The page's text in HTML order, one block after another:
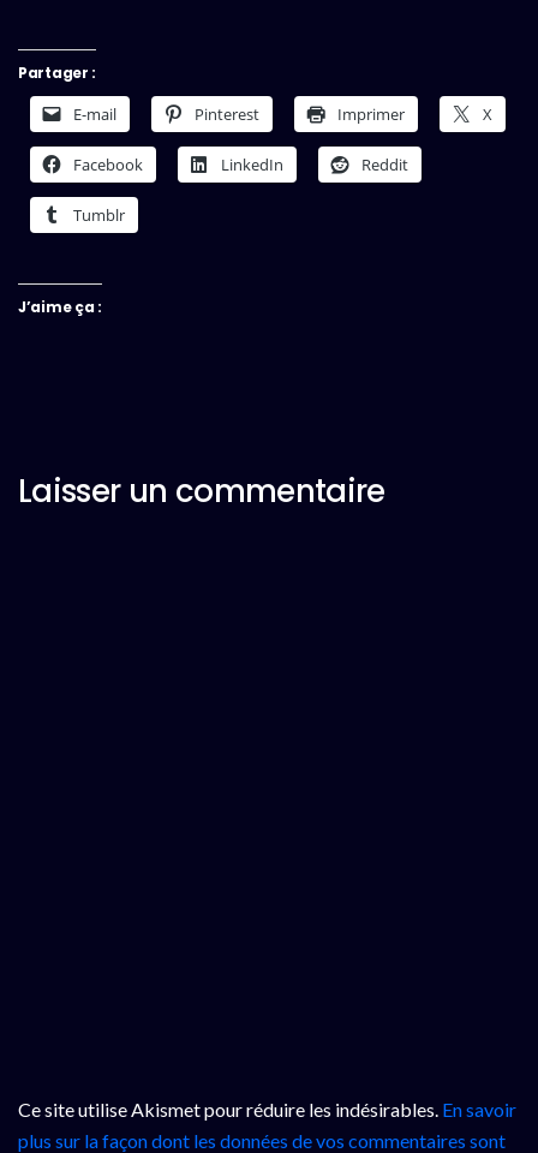
Partager :
E-mail Pinterest Imprimer X
Facebook LinkedIn Reddit
Tumblr
J’aime ça :
Laisser un commentaire
Ce site utilise Akismet pour réduire les indésirables. En savoir
plus sur la façon dont les données de vos commentaires sont